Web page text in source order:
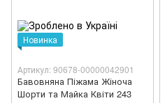
Новинка
Артикул: 90678-00000042901
Бавовняна Піжама Жіноча
Шорти та Майка Квіти 243